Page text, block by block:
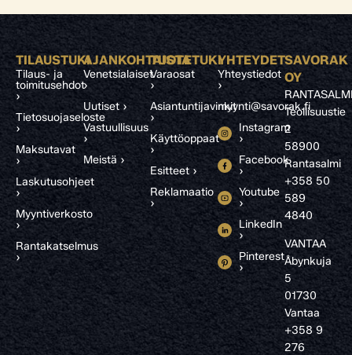
TILAUSTUKI
Tilaus- ja
toimitusehdot
›
Tietosuojaseloste
›
Maksutavat
›
Laskutusohjeet
›
Myyntiverkosto
›
Rantakatselmus
›
AJANKOHTAISTA
Venetsialaiset
›
Uutiset ›
Vastuullisuus
›
Meistä ›
TUOTETUKI
Varaosat
›
Asiantuntijavinkit
›
Käyttöoppaat
›
Esitteet ›
Reklamaatio
›
YHTEYDET
Yhteystiedot
›
myynti@savorak.fi
Instagram
›
Facebook
›
Youtube
›
LinkedIn
›
Pinterest
›
SAVORAK
OY
Teollisuustie
2
58900
Rantasalmi
+358 50
589
4840
VANTAA
Åbynkuja
5
01730
Vantaa
+358 9
276